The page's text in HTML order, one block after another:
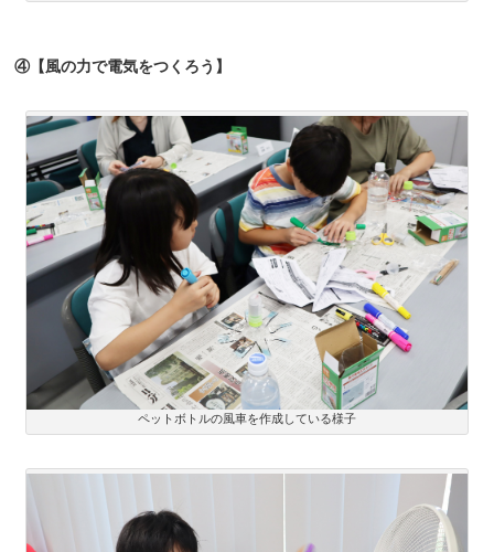
④【風の力で電気をつくろう】
ペットボトルの風車を作成している様子